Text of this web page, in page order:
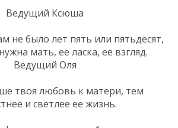
Ведущий Ксюша
не было лет пять или пятьдесят,
мать, ее ласка, ее взгляд.
Ведущий Оля
твоя любовь к матери, тем
и светлее ее жизнь.